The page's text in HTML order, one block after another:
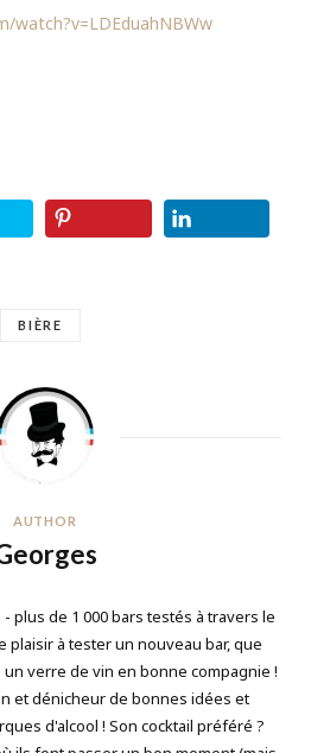
watch?v=LDEduahNBWw
BIÈRE
AUTHOR
plus de 1 000 bars testés à travers le
plaisir à tester un nouveau bar, que
verre de vin en bonne compagnie !
et dénicheur de bonnes idées et
d'alcool ! Son cocktail préféré ?